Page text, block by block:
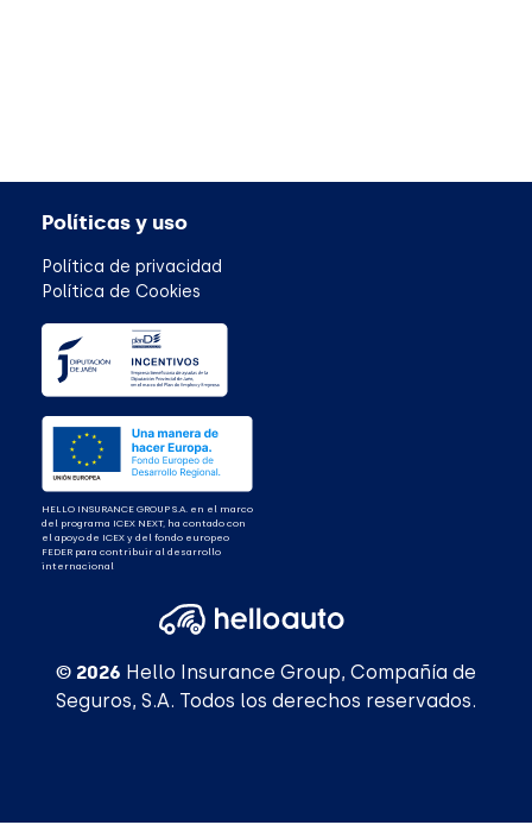
HELLO INSURANCE GROUP S.A. en el marco
del programa ICEX NEXT, ha contado con
el apoyo de ICEX y del fondo europeo
FEDER para contribuir al desarrollo
internacional
Políticas y uso
Política de privacidad
Política de Cookies
© 2026 Hello Insurance Group, Compañía de
Seguros, S.A. Todos los derechos reservados.